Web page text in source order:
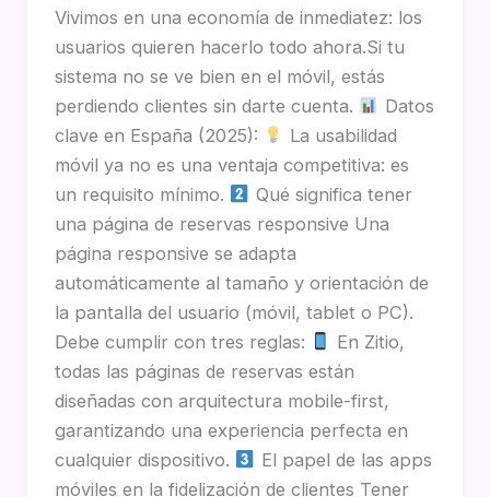
Vivimos en una economía de inmediatez: los
usuarios quieren hacerlo todo ahora.Si tu
sistema no se ve bien en el móvil, estás
perdiendo clientes sin darte cuenta.
Datos
clave en España (2025):
La usabilidad
móvil ya no es una ventaja competitiva: es
un requisito mínimo.
Qué significa tener
una página de reservas responsive Una
página responsive se adapta
automáticamente al tamaño y orientación de
la pantalla del usuario (móvil, tablet o PC).
Debe cumplir con tres reglas:
En Zitio,
todas las páginas de reservas están
diseñadas con arquitectura mobile-first,
garantizando una experiencia perfecta en
cualquier dispositivo.
El papel de las apps
móviles en la fidelización de clientes Tener